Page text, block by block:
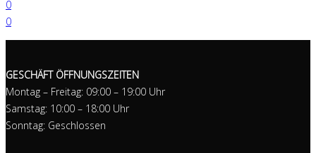
0
0
GESCHÄFT ÖFFNUNGSZEITEN
Montag – Freitag: 09:00 – 19:00 Uhr
Samstag: 10:00 – 18:00 Uhr
Sonntag: Geschlossen